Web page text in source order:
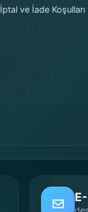
İptal ve İade Koşulları